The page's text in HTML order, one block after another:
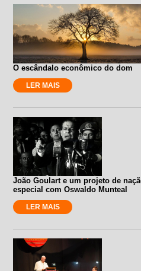
O escândalo econômico do dom
LER MAIS
João Goulart e um projeto de
especial com Oswaldo Munteal
LER MAIS